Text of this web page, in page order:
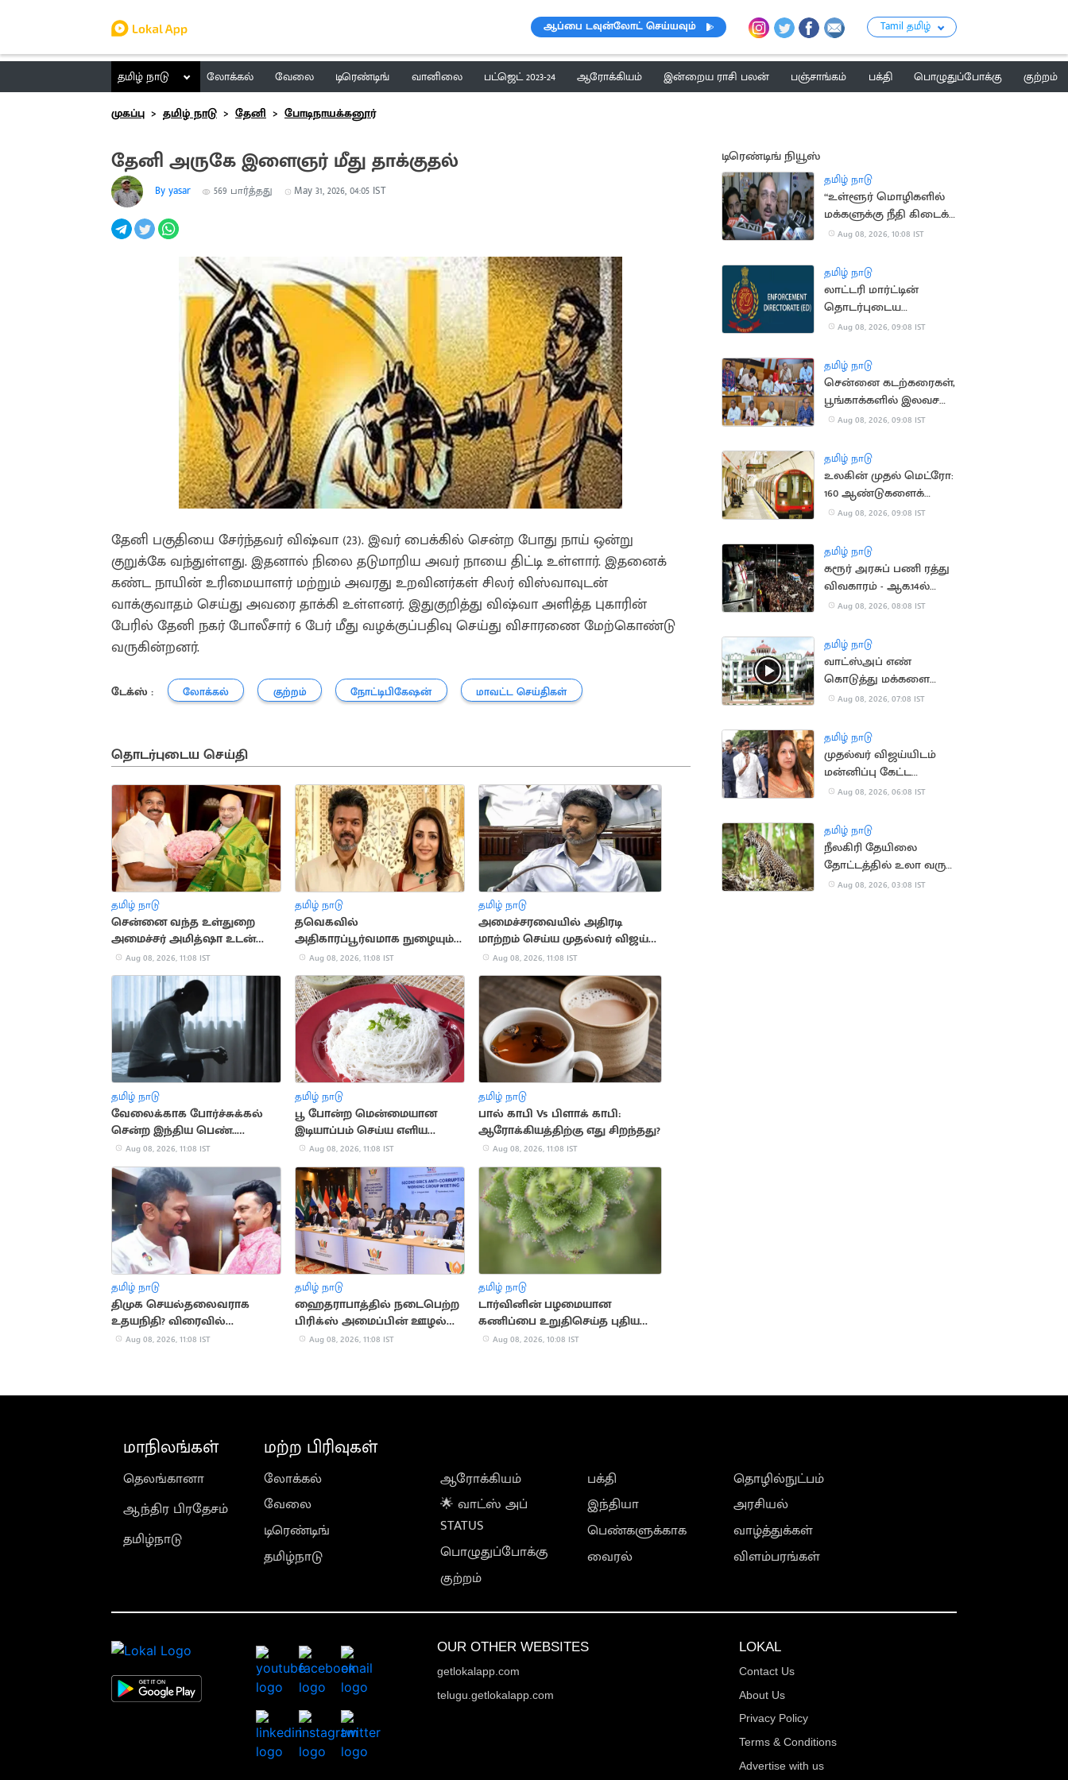
ஆப்பை டவுன்லோட் செய்யவும் Tamil தமிழ்
தமிழ் நாடு லோக்கல் வேலை டிரெண்டிங் வானிலை பட்ஜெட் 2023-24 ஆரோக்கியம் இன்றைய ராசி பலன் பஞ்சாங்கம் பக்தி பொழுதுப்போக்கு
குற்றம்
முகப்பு
தமிழ் நாடு தேனி போடிநாயக்கனூர்
தேனி அருகே இளைஞர் மீது தாக்குதல்
By yasar 569 பார்த்தது May 31, 2026, 04:05 IST
தேனி பகுதியை சேர்ந்தவர் விஷ்வா (23). இவர் பைக்கில் சென்ற போது நாய் ஒன்று
குறுக்கே வந்துள்ளது. இதனால் நிலை தடுமாறிய அவர் நாயை திட்டி உள்ளார். இதனைக்
கண்ட நாயின் உரிமையாளர் மற்றும் அவரது உறவினர்கள் சிலர் விஸ்வாவுடன்
வாக்குவாதம் செய்து அவரை தாக்கி உள்ளனர். இதுகுறித்து விஷ்வா அளித்த புகாரின்
பேரில் தேனி நகர் போலீசார் 6 பேர் மீது வழக்குப்பதிவு செய்து விசாரணை மேற்கொண்டு
வருகின்றனர்.
டேக்ஸ் : லோக்கல் குற்றம் நோட்டிபிகேஷன் மாவட்ட செய்திகள்
தொடர்புடைய செய்தி
தமிழ் நாடு
சென்னை வந்த உள்துறை
அமைச்சர் அமித்ஷா உடன்
இபிஎஸ் சந்திப்பு
Aug 08, 2026, 11:08 IST
தமிழ் நாடு
தவெகவில்
அதிகாரப்பூர்வமாக நுழையும்
நடிகை த்ரிஷா?
Aug 08, 2026, 11:08 IST
தமிழ் நாடு
அமைச்சரவையில் அதிரடி
மாற்றம் செய்ய முதல்வர் விஜய்
திட்டம்?
Aug 08, 2026, 11:08 IST
தமிழ் நாடு
வேலைக்காக போர்ச்சுக்கல்
சென்ற இந்திய பெண்..
மதுபானக் கடையில்
விற்பனை
Aug 08, 2026, 11:08 IST
தமிழ் நாடு
பூ போன்ற மென்மையான
இடியாப்பம் செய்ய எளிய
குறிப்புகள்
Aug 08, 2026, 11:08 IST
தமிழ் நாடு
பால் காபி Vs பிளாக் காபி:
ஆரோக்கியத்திற்கு எது சிறந்தது?
Aug 08, 2026, 11:08 IST
தமிழ் நாடு
திமுக செயல்தலைவராக
உதயநிதி? விரைவில்
அறிவிப்பு
Aug 08, 2026, 11:08 IST
தமிழ் நாடு
ஹைதராபாத்தில் நடைபெற்ற
பிரிக்ஸ் அமைப்பின் ஊழல்
தடுப்பு கூட்டம்
Aug 08, 2026, 11:08 IST
தமிழ் நாடு
டார்வினின் பழமையான
கணிப்பை உறுதிசெய்த புதிய
அறிவியல் ஆய்வு
Aug 08, 2026, 10:08 IST
டிரெண்டிங் நியூஸ்
தமிழ் நாடு
“உள்ளூர் மொழிகளில்
மக்களுக்கு நீதி கிடைக்க
வேண்டும்”.. நீதிபதி
Aug 08, 2026, 10:08 IST
தமிழ் நாடு
லாட்டரி மார்ட்டின்
தொடர்புடைய
இடங்களில்
சோதனை
Aug 08, 2026, 09:08 IST
தமிழ் நாடு
சென்னை கடற்கரைகள்,
பூங்காக்களில் இலவச
Wi-FiAug 08, 2026, 09:08 IST
தமிழ் நாடு
உலகின் முதல் மெட்ரோ:
160 ஆண்டுகளைக்
கடந்த லண்டன் ரயில்
Aug 08, 2026, 09:08 IST
தமிழ் நாடு
கரூர் அரசுப் பணி ரத்து
விவகாரம் - ஆக.14ல்
விசாரணை
Aug 08, 2026, 08:08 IST
தமிழ் நாடு
வாட்ஸ்அப் எண்
கொடுத்து மக்களை
ஏமாற்ற வேண்டாம்:
கண்டனம்
Aug 08, 2026, 07:08 IST
தமிழ் நாடு
முதல்வர் விஜய்யிடம்
மன்னிப்பு கேட்ட
மனைவி சங்கீதா?
Aug 08, 2026, 06:08 IST
தமிழ் நாடு
நீலகிரி தேயிலை
தோட்டத்தில் உலா வரும்
சிறுத்தை:
Aug 08, 2026, 03:08 IST
மாநிலங்கள்
தெலங்கானா
ஆந்திர பிரதேசம்
தமிழ்நாடு
மற்ற பிரிவுகள்
லோக்கல்
வேலை
டிரெண்டிங்
தமிழ்நாடு
ஆரோக்கியம்
🌟 வாட்ஸ் அப்
STATUS
பொழுதுப்போக்கு
குற்றம்
பக்தி
இந்தியா
பெண்களுக்காக
வைரல்
தொழில்நுட்பம்
அரசியல்
வாழ்த்துக்கள்
விளம்பரங்கள்
OUR OTHER WEBSITES
getlokalapp.com
telugu.getlokalapp.com
LOKAL
Contact Us
About Us
Privacy Policy
Terms & Conditions
Advertise with us